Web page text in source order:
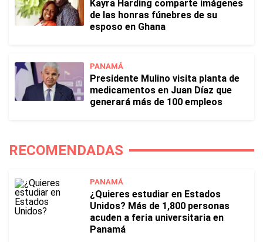
Kayra Harding comparte imágenes
de las honras fúnebres de su
esposo en Ghana
PANAMÁ
Presidente Mulino visita planta de
medicamentos en Juan Díaz que
generará más de 100 empleos
RECOMENDADAS
PANAMÁ
¿Quieres estudiar en Estados
Unidos? Más de 1,800 personas
acuden a feria universitaria en
Panamá